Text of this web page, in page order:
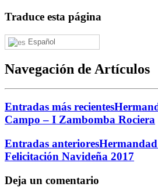
Traduce esta página
Español
Navegación de Artículos
Entradas más recientes
Campo – I Zambomba Rociera
Entradas anteriores
Felicitación Navideña 2017
Deja un comentario